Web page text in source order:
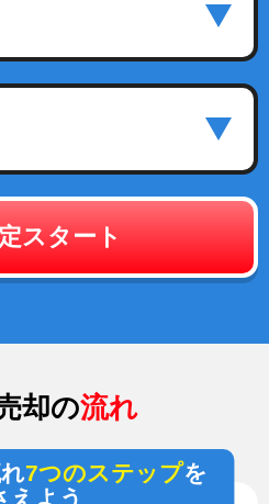
スタート
却の流れ
7つのステップを
えよう